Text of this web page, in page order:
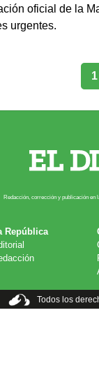
oficial de la
urgentes.
1
Redacción, corrección y publicación en
República
Todos los